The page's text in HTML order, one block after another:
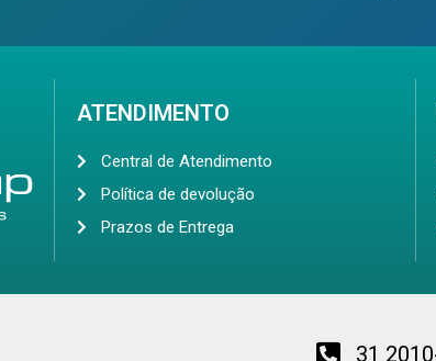
ATENDIMENTO
Central de Atendimento
Política de devolução
Prazos de Entrega
31